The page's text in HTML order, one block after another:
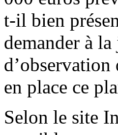
t-il bien
demander à
en place ce
Selon le site